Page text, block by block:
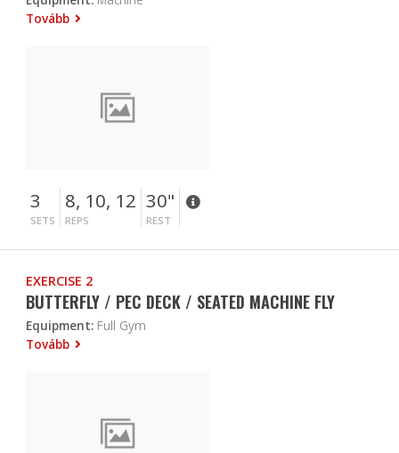
Tovább
3
SETS
8, 10, 12
REPS
30"
REST
EXERCISE 2
BUTTERFLY / PEC DECK / SEATED MACHINE FLY
Equipment: Full Gym
Tovább